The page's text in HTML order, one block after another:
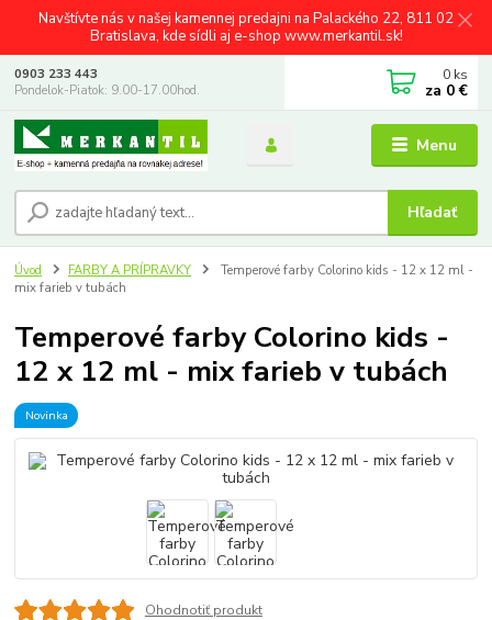
Navštívte nás v našej kamennej predajni na Palackého 22, 811 02
Bratislava, kde sídli aj e-shop www.merkantil.sk!
Menu
Hľadať
0903 233 443
Pondelok-Piatok: 9.00-17.00hod.
0 ks
za 0 €
Úvod FARBY A PRÍPRAVKY
Temperové farby Colorino kids - 12 x 12 ml -
mix farieb v tubách
Temperové farby Colorino kids -
12 x 12 ml - mix farieb v tubách
Novinka
Ohodnotiť produkt